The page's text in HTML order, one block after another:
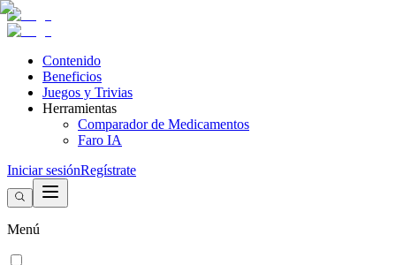
Contenido
Beneficios
Juegos y Trivias
Herramientas
Comparador de Medicamentos
Faro IA
Iniciar sesiónRegístrate
Menú